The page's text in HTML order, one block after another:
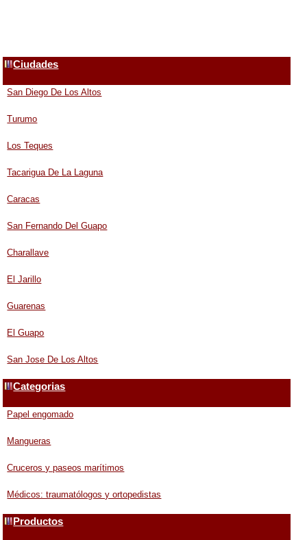
Ciudades
San Diego De Los Altos
Turumo
Los Teques
Tacarigua De La Laguna
Caracas
San Fernando Del Guapo
Charallave
El Jarillo
Guarenas
El Guapo
San Jose De Los Altos
Categorias
Papel engomado
Mangueras
Cruceros y paseos marítimos
Médicos: traumatólogos y ortopedistas
Productos